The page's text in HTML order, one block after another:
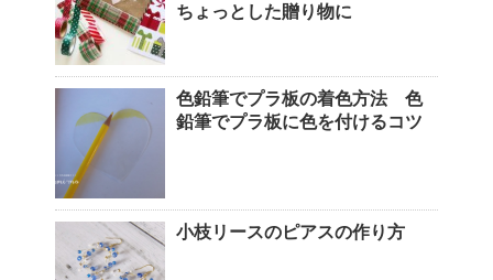
ちょっとした贈り物に
色鉛筆でプラ板の着色方法 色
鉛筆でプラ板に色を付けるコツ
小枝リースのピアスの作り方